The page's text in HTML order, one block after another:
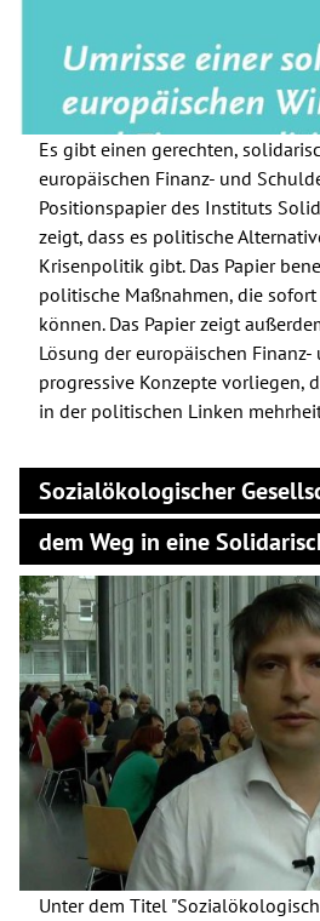
Es gibt einen gerechten,
europäischen Finanz- und
Positionspapier des Instituts
zeigt, dass es politische
Krisenpolitik gibt. Das Papier
politische Maßnahmen, die
können. Das Papier zeigt
Lösung der europäischen
progressive Konzepte vorliegen,
in der politischen Linken
Sozialökologischer
dem Weg in eine
Unter dem Titel